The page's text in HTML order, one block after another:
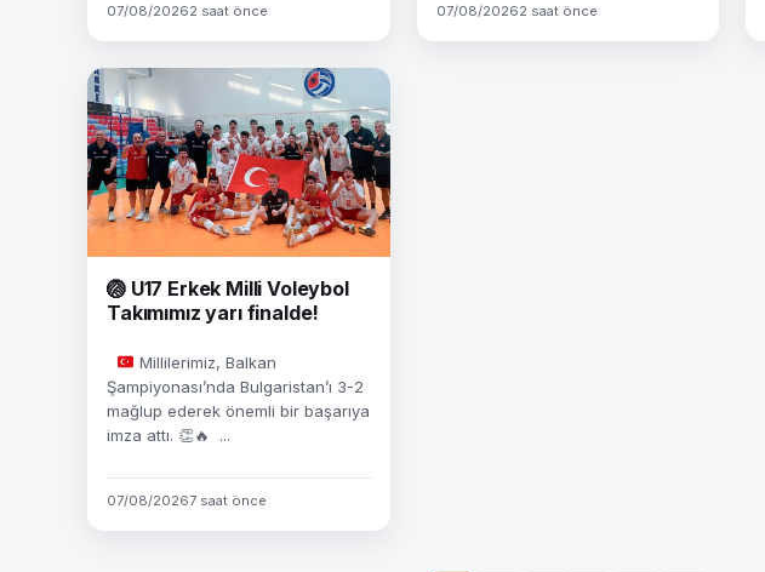
07/08/20262 saat önce 07/08/20262 saat önce
🏐 U17 Erkek Milli Voleybol
Takımımız yarı finalde!
Millilerimiz, Balkan
Şampiyonası’nda Bulgaristan’ı 3-2
mağlup ederek önemli bir başarıya
imza attı. 👏🔥 ...
07/08/20267 saat önce